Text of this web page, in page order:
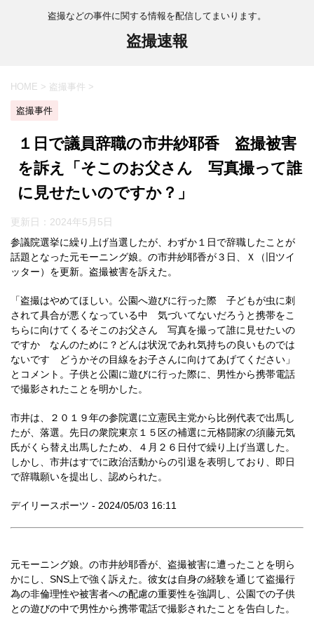
盗撮などの事件に関する情報を配信してまいります。
盗撮速報
HOME > 盗撮事件 >
盗撮事件
１日で議員辞職の市井紗耶香 盗撮被害
を訴え「そこのお父さん 写真撮って誰
に見せたいのですか？」
更新日： 2024年5月5日
参議院選挙に繰り上げ当選したが、わずか１日で辞職したことが
話題となった元モーニング娘。の市井紗耶香が３日、Ｘ（旧ツイ
ッター）を更新。盗撮被害を訴えた。
「盗撮はやめてほしい。公園へ遊びに行った際 子どもが虫に刺
されて具合が悪くなっている中 気づいてないだろうと携帯をこ
ちらに向けてくるそこのお父さん 写真を撮って誰に見せたいの
ですか なんのために？どんは状況であれ気持ちの良いものでは
ないです どうかその目線をお子さんに向けてあげてください」
とコメント。子供と公園に遊びに行った際に、男性から携帯電話
で撮影されたことを明かした。
市井は、２０１９年の参院選に立憲民主党から比例代表で出馬し
たが、落選。先日の衆院東京１５区の補選に元格闘家の須藤元気
氏がくら替え出馬したため、４月２６日付で繰り上げ当選した。
しかし、市井はすでに政治活動からの引退を表明しており、即日
で辞職願いを提出し、認められた。
デイリースポーツ - 2024/05/03 16:11
元モーニング娘。の市井紗耶香が、盗撮被害に遭ったことを明ら
かにし、SNS上で強く訴えた。彼女は自身の経験を通じて盗撮行
為の非倫理性や被害者への配慮の重要性を強調し、公園での子供
との遊びの中で男性から携帯電話で撮影されたことを告白した。